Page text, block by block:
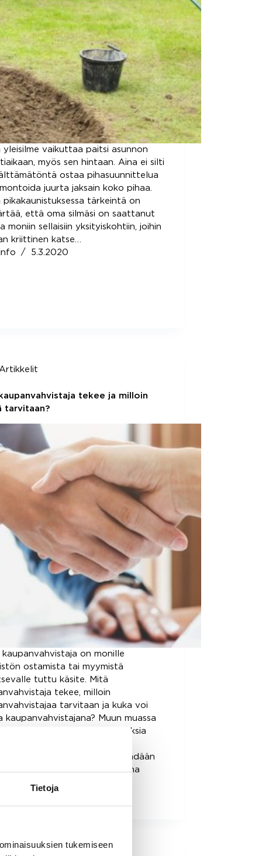
Tietoja
tukemiseen
yleisilme vaikuttaa paitsi asunnon
myös sen hintaan. Aina ei silti
ostaa pihasuunnittelua
juurta jaksain koko pihaa.
pikakaunistuksessa tärkeintä on
että oma silmäsi on saattanut
moniin sellaisiin yksityiskohtiin, joihin
kriittinen katse…
5.3.2020
Artikkelit
tekee ja milloin
tarvitaan?
kaupanvahvistaja on monille
ostamista tai myymistä
tuttu käsite. Mitä
tekee, milloin
tarvitaan ja kuka voi
kaupanvahvistajana? Muun muassa
kysymyksiin annamme vastauksia
että kiinteistökauppa tehdään
Kaupanvahvistajan ensisijaisena